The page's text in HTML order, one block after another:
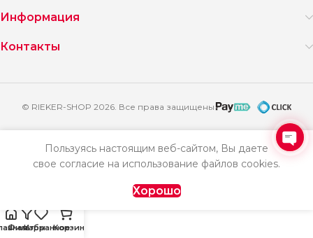
Информация
Контакты
© RIEKER-SHOP 2026. Все права защищены
Пользуясь настоящим веб-сайтом, Вы даете
свое согласие на использование файлов cookies.
Хорошо
Фильтры
ИзбранноеКорзина